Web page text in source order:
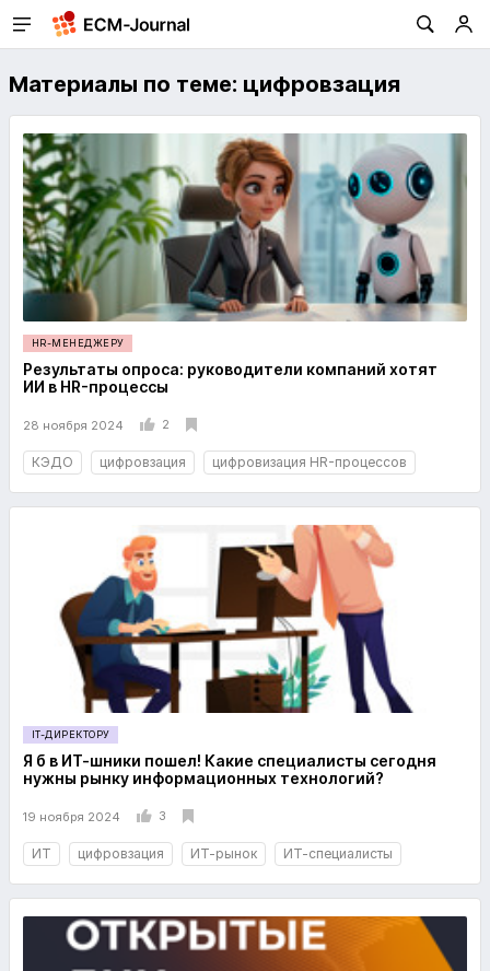
Материалы по теме: цифровзация
HR-МЕНЕДЖЕРУ
Результаты опроса: руководители компаний хотят
ИИ в HR-процессы
28 ноября 2024 2
КЭДО цифровзация цифровизация HR-процессов
IT-ДИРЕКТОРУ
Я б в ИТ-шники пошел! Какие специалисты сегодня
нужны рынку информационных технологий?
19 ноября 2024 3
ИТ цифровзация ИТ-рынок ИТ-специалисты